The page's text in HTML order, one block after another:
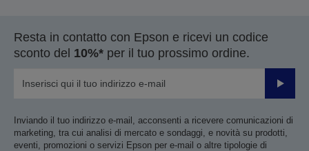
Resta in contatto con Epson e ricevi un codice
sconto del 10%* per il tuo prossimo ordine.
Invia
Inviando il tuo indirizzo e-mail, acconsenti a ricevere comunicazioni di
marketing, tra cui analisi di mercato e sondaggi, e novità su prodotti,
eventi, promozioni o servizi Epson per e-mail o altre tipologie di